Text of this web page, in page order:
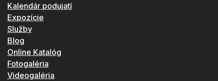
Kalendár podujatí
Expozície
Služby
Blog
Online Katalóg
Fotogaléria
Videogaléria